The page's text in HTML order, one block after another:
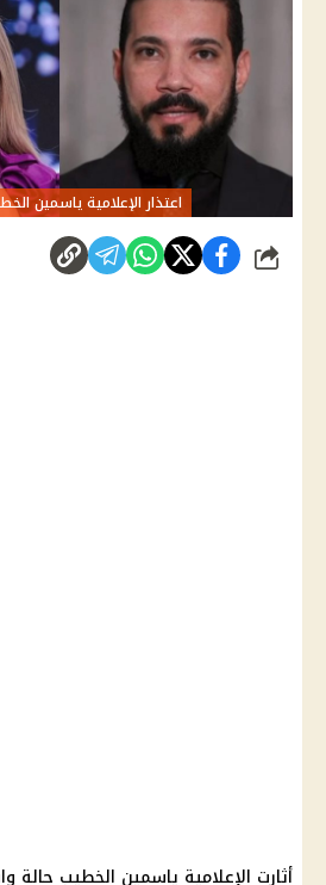
اعتذار الإعلامية ياسمين
شارك
أثارت الإعلامية ياسمين الخطيب